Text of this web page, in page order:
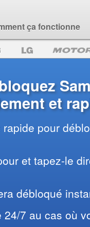
ça fonctionne
et
pour
et tapez-le
débloqué
7 au cas où